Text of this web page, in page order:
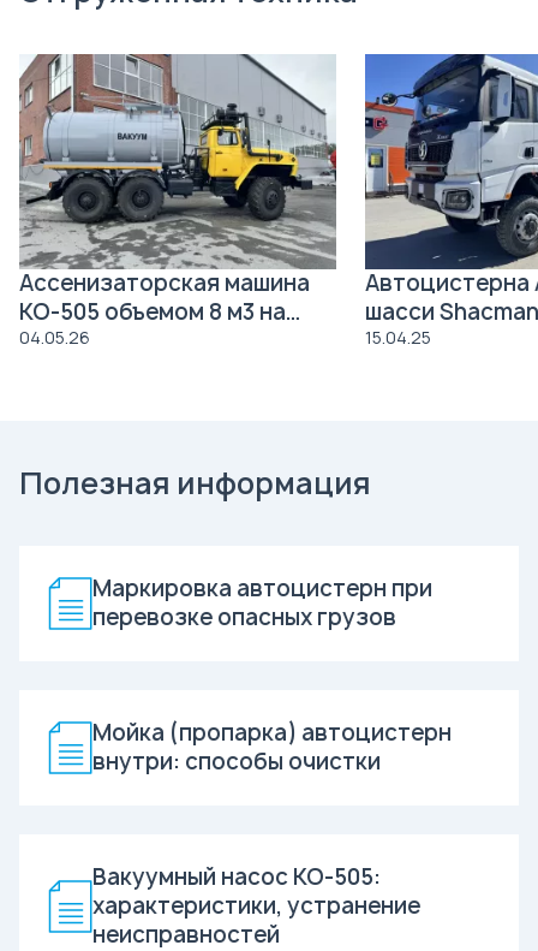
Ассенизаторская машина
КО-505 объемом 8 м3 на
давальческое шасси Урал
04.05.26
Автоцистерна
шасси
15.04.25
Полезная информация
Маркировка автоцистерн при
перевозке опасных грузов
Мойка (пропарка) автоцистерн
внутри: способы очистки
Вакуумный насос КО-505:
характеристики, устранение
неисправностей